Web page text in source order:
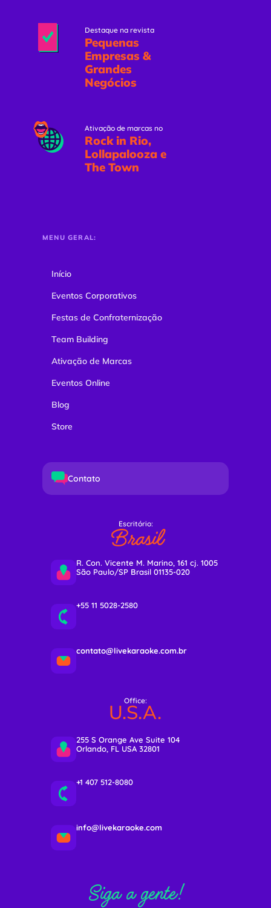
Destaque na revista
Pequenas
Empresas &
Grandes
Negócios
Ativação de marcas no
Rock in Rio,
Lollapalooza e
The Town
MENU GERAL:
Início
Eventos Corporativos
Festas de Confraternização
Team Building
Ativação de Marcas
Eventos Online
Blog
Store
Contato
Escritório:
Brasil
R. Con. Vicente M. Marino, 161 cj. 1005
São Paulo/SP Brasil 01135-020
+55 11 5028-2580
contato@livekaraoke.com.br
Office:
U.S.A.
255 S Orange Ave Suite 104
Orlando, FL USA 32801
+1 407 512-8080
info@livekaraoke.com
Siga a gente!